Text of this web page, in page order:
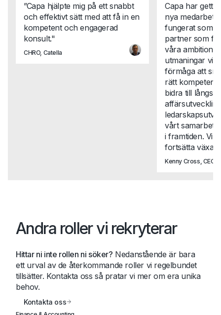
”Capa hjälpte mig på ett snabbt
och effektivt sätt med att få in en
kompetent och engagerad
konsult."
CHRO, Catella
Capa har gett
nya
fungerat som
partner som
våra
utmaningar vi
förmåga att
rätt
bidra till
vårt samarbete
i framtiden. Vi
fortsätta växa
Kenny Cross, CEO,
Andra roller vi rekryterar
Hittar ni inte rollen ni söker? Nedanstående är bara
ett urval av de återkommande roller vi regelbundet
tillsätter. Kontakta oss så pratar vi mer om era unika
behov.
Kontakta oss